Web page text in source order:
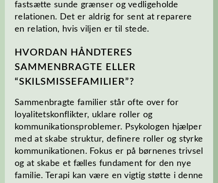
fastsætte sunde grænser og vedligeholde
relationen. Det er aldrig for sent at reparere
en relation, hvis viljen er til stede.
HVORDAN HÅNDTERES
SAMMENBRAGTE ELLER
“SKILSMISSEFAMILIER”?
Sammenbragte familier står ofte over for
loyalitetskonflikter, uklare roller og
kommunikationsproblemer. Psykologen hjælper
med at skabe struktur, definere roller og styrke
kommunikationen. Fokus er på børnenes trivsel
og at skabe et fælles fundament for den nye
familie. Terapi kan være en vigtig støtte i denne